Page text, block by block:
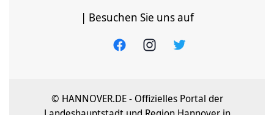
| Besuchen Sie uns auf
© HANNOVER.DE - Offizielles Portal der